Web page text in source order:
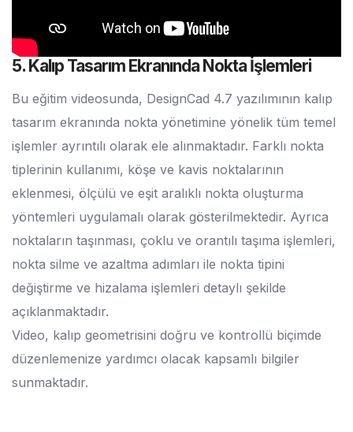
5. Kalıp Tasarım Ekranında Nokta İşlemleri
Bu eğitim videosunda, DesignCad 4.7 yazılımının kalıp
tasarım ekranında nokta yönetimine yönelik tüm temel
işlemler ayrıntılı olarak ele alınmaktadır. Farklı nokta
tiplerinin kullanımı, köşe ve kavis noktalarının
eklenmesi, ölçülü ve eşit aralıklı nokta oluşturma
yöntemleri uygulamalı olarak gösterilmektedir. Ayrıca
noktaların taşınması, çoklu ve orantılı taşıma işlemleri,
nokta silme ve azaltma adımları ile nokta tipini
değiştirme ve hizalama işlemleri detaylı şekilde
açıklanmaktadır.
Video, kalıp geometrisini doğru ve kontrollü biçimde
düzenlemenize yardımcı olacak kapsamlı bilgiler
sunmaktadır.